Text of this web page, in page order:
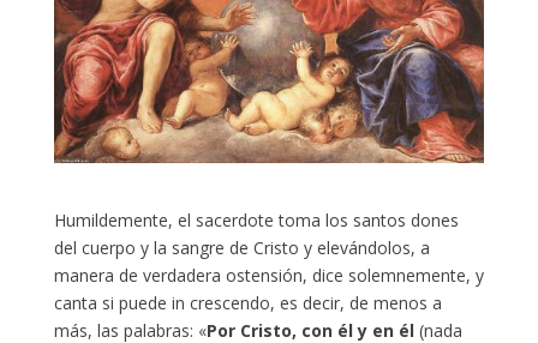
Humildemente, el sacerdote toma los santos dones
del cuerpo y la sangre de Cristo y elevándolos, a
manera de verdadera ostensión, dice solemnemente, y
canta si puede in crescendo, es decir, de menos a
más, las palabras: «Por Cristo, con él y en él(nada